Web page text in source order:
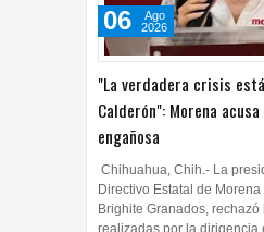
"La verdadera crisis
Calderón": Morena
engañosa
06
Ago
2026
Chihuahua, Chih.- La
Directivo Estatal de Morena
Brighite Granados,
realizadas por la dirigencia